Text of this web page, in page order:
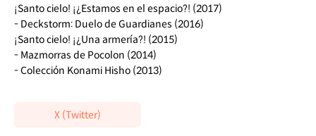
¡Santo cielo! ¡¿Estamos en el espacio?! (2017)
- Deckstorm: Duelo de Guardianes (2016)
¡Santo cielo! ¡¿Una armería?! (2015)
- Mazmorras de Pocolon (2014)
- Colección Konami Hisho (2013)
X (Twitter)